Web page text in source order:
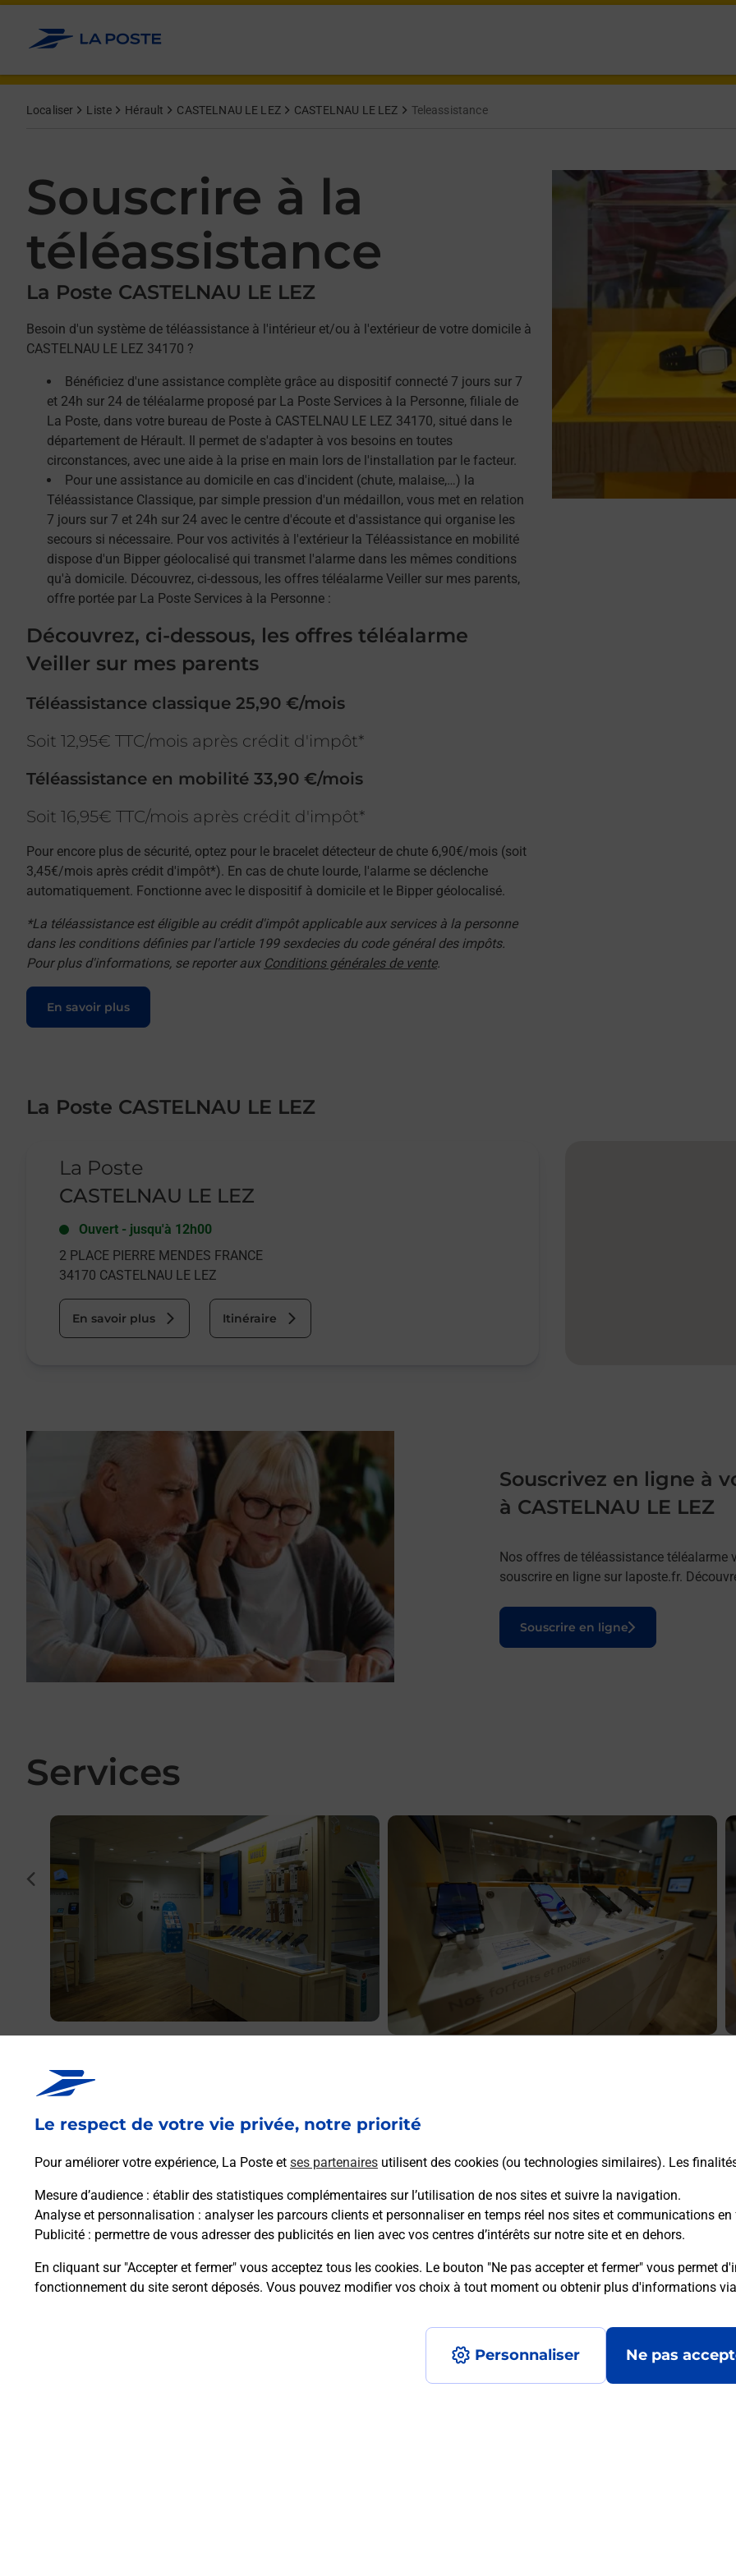
Le respect de votre vie privée, notre priorité
Pour améliorer votre expérience, La Poste et ses partenaires utilisent des cookies (ou technologies similaires). Les
Mesure d’audience : établir des statistiques complémentaires sur l’utilisation de nos sites et suivre la navigation.
Analyse et personnalisation : analyser les parcours clients et personnaliser en temps réel nos sites et communications
Publicité : permettre de vous adresser des publicités en lien avec vos centres d’intérêts sur notre site et en dehors.
En cliquant sur "Accepter et fermer" vous acceptez tous les cookies. Le bouton "Ne pas accepter et fermer" vous permet
fonctionnement du site seront déposés. Vous pouvez modifier vos choix à tout moment ou obtenir plus d'informations via
Personnaliser Ne pas
Allez au contenu
Localiser Liste Hérault CASTELNAU LE LEZ CASTELNAU LE LEZ Teleassistance
Souscrire à la
téléassistance
La Poste CASTELNAU LE LEZ
Besoin d'un système de téléassistance à l'intérieur et/ou à l'extérieur de votre domicile à
CASTELNAU LE LEZ 34170 ?
Bénéficiez d'une assistance complète grâce au dispositif connecté 7 jours sur 7
et 24h sur 24 de téléalarme proposé par La Poste Services à la Personne, filiale de
La Poste, dans votre bureau de Poste à CASTELNAU LE LEZ 34170, situé dans le
département de Hérault. Il permet de s'adapter à vos besoins en toutes
circonstances, avec une aide à la prise en main lors de l'installation par le facteur.
Pour une assistance au domicile en cas d'incident (chute, malaise,…) la
Téléassistance Classique, par simple pression d'un médaillon, vous met en relation
7 jours sur 7 et 24h sur 24 avec le centre d'écoute et d'assistance qui organise les
secours si nécessaire. Pour vos activités à l'extérieur la Téléassistance en mobilité
dispose d'un Bipper géolocalisé qui transmet l'alarme dans les mêmes conditions
qu'à domicile. Découvrez, ci-dessous, les offres téléalarme Veiller sur mes parents,
offre portée par La Poste Services à la Personne :
Découvrez, ci-dessous, les offres téléalarme
Veiller sur mes parents
Téléassistance classique 25,90 €/mois
Soit 12,95€ TTC/mois après crédit d'impôt*
Téléassistance en mobilité 33,90 €/mois
Soit 16,95€ TTC/mois après crédit d'impôt*
Pour encore plus de sécurité, optez pour le bracelet détecteur de chute 6,90€/mois (soit
3,45€/mois après crédit d'impôt*). En cas de chute lourde, l'alarme se déclenche
automatiquement. Fonctionne avec le dispositif à domicile et le Bipper géolocalisé.
*La téléassistance est éligible au crédit d'impôt applicable aux services à la personne
dans les conditions définies par l'article 199 sexdecies du code général des impôts.
Pour plus d'informations, se reporter aux Conditions générales de vente.
En savoir plus
Le lien s'ouvre dans un nouvel onglet
La Poste CASTELNAU LE LEZ
La Poste
CASTELNAU LE LEZ
Ouvert - jusqu'à 12h00
2 PLACE PIERRE MENDES FRANCE
34170 CASTELNAU LE LEZ
En savoir plus Itinéraire
Souscrivez en ligne à
à CASTELNAU LE LEZ
Nos offres de téléassistance téléalarme
souscrire en ligne sur laposte.fr.
Souscrire en ligne
Le lien s'ouvre dans un nouvel onglet
Services
LE
En savoir plus
Vous recherchez un smartphone pas cher proche de chez
vous ? Découvrez notre offre de téléphones iPhone Apple
dans vos bureaux de Poste à CASTELNAU LE LEZ
(34170) !
En savoir plus
Samsung dans vos bureaux de Poste à CASTELNAU LE
En savoir plus
Questions fréquemment posées
La téléassistance classique avec médaillon d’alarme qu’est ce que
Afficher ou masquer la réponse
Afficher ou masquer la réponse
Afficher ou masquer la réponse